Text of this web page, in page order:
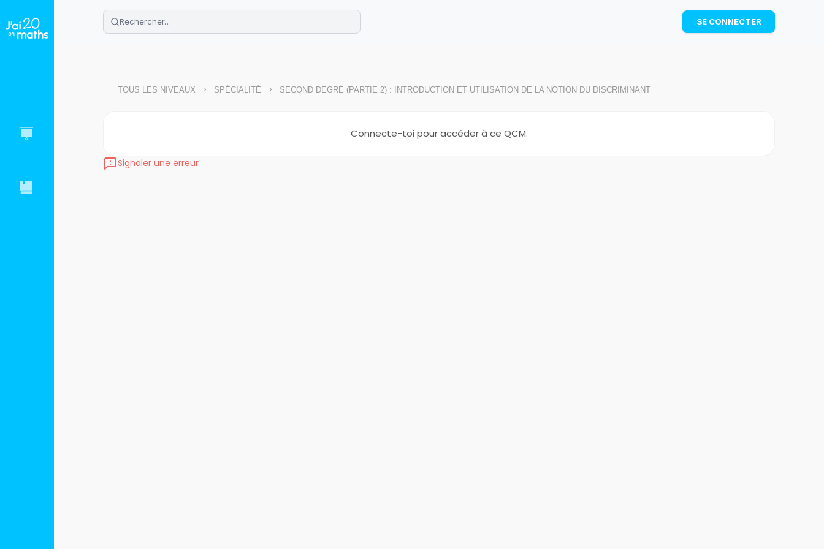
🌴Cahier de vacances offert: révise les maths cet été !
Télécharge ton PDF gratuit et progresse avec des exercices corrigés en vidéo.
TÉLÉCHARGER
SE CONNECTER
TOUS LES NIVEAUX > SPÉCIALITÉ > SECOND DEGRÉ (PARTIE 2) : INTRODUCTION ET UTILISATION DE LA NOTION DU DISCRIMINANT
Connecte-toi pour accéder à ce QCM.
Signaler une erreur